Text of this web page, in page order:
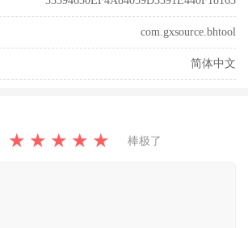
com.gxsource.bhtool
简体中文
★ ★ ★ ★ ★ 棒极了